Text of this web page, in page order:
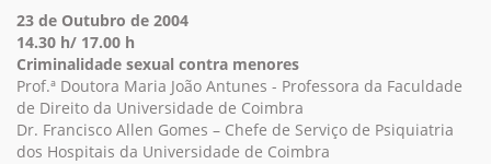
23 de Outubro de 2004
14.30 h/ 17.00 h
Criminalidade sexual contra menores
Prof.ª Doutora Maria João Antunes - Professora da Faculdade
de Direito da Universidade de Coimbra
Dr. Francisco Allen Gomes – Chefe de Serviço de Psiquiatria
dos Hospitais da Universidade de Coimbra